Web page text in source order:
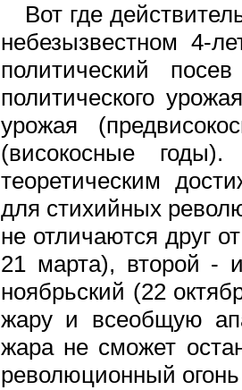
Вот где
небезызвестном 4-
политический
политического
урожая
(високосные
теоретическим
для стихийных
не отличаются друг
21 марта), второй -
ноябрьский (22
жару и всеобщую
жара не сможет
революционный